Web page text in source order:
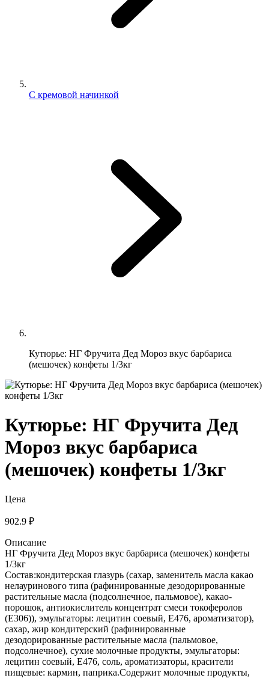
С кремовой начинкой
Кутюрье: НГ Фручита Дед Мороз вкус барбариса
(мешочек) конфеты 1/3кг
Кутюрье: НГ Фручита Дед
Мороз вкус барбариса
(мешочек) конфеты 1/3кг
Цена
902.9 ₽
Описание
НГ Фручита Дед Мороз вкус барбариса (мешочек) конфеты
1/3кг
Состав:кондитерская глазурь (сахар, заменитель масла какао
нелауринового типа (рафинированные дезодорированные
растительные масла (подсолнечное, пальмовое), какао-
порошок, антиокислитель концентрат смеси токоферолов
(Е306)), эмульгаторы: лецитин соевый, Е476, ароматизатор),
сахар, жир кондитерский (рафинированные
дезодорированные растительные масла (пальмовое,
подсолнечное), сухие молочные продукты, эмульгаторы:
лецитин соевый, Е476, соль, ароматизаторы, красители
пищевые: кармин, паприка.Содержит молочные продукты,